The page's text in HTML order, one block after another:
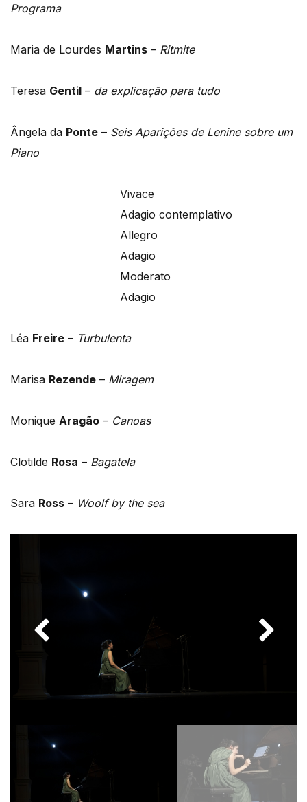
Programa
Maria de Lourdes Martins – Ritmite
Teresa Gentil – da explicação para tudo
Ângela da Ponte – Seis Aparições de Lenine sobre um
Piano
Vivace
Adagio contemplativo
Allegro
Adagio
Moderato
Adagio
Léa Freire – Turbulenta
Marisa Rezende – Miragem
Monique Aragão – Canoas
Clotilde Rosa – Bagatela
Sara Ross – Woolf by the sea